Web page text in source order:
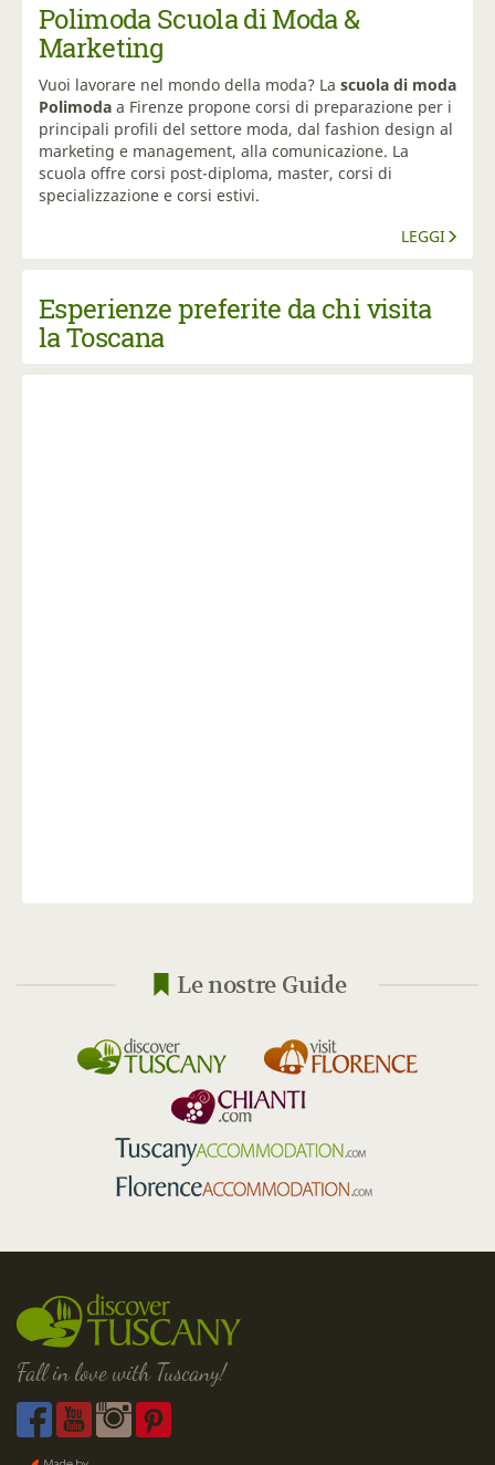
Polimoda Scuola di Moda &
Marketing
Vuoi lavorare nel mondo della moda? La scuola di moda
Polimoda a Firenze propone corsi di preparazione per i
principali profili del settore moda, dal fashion design al
marketing e management, alla comunicazione. La
scuola offre corsi post-diploma, master, corsi di
specializzazione e corsi estivi.
LEGGI
Esperienze preferite da chi visita
la Toscana
Le nostre Guide
Fall in love with Tuscany!